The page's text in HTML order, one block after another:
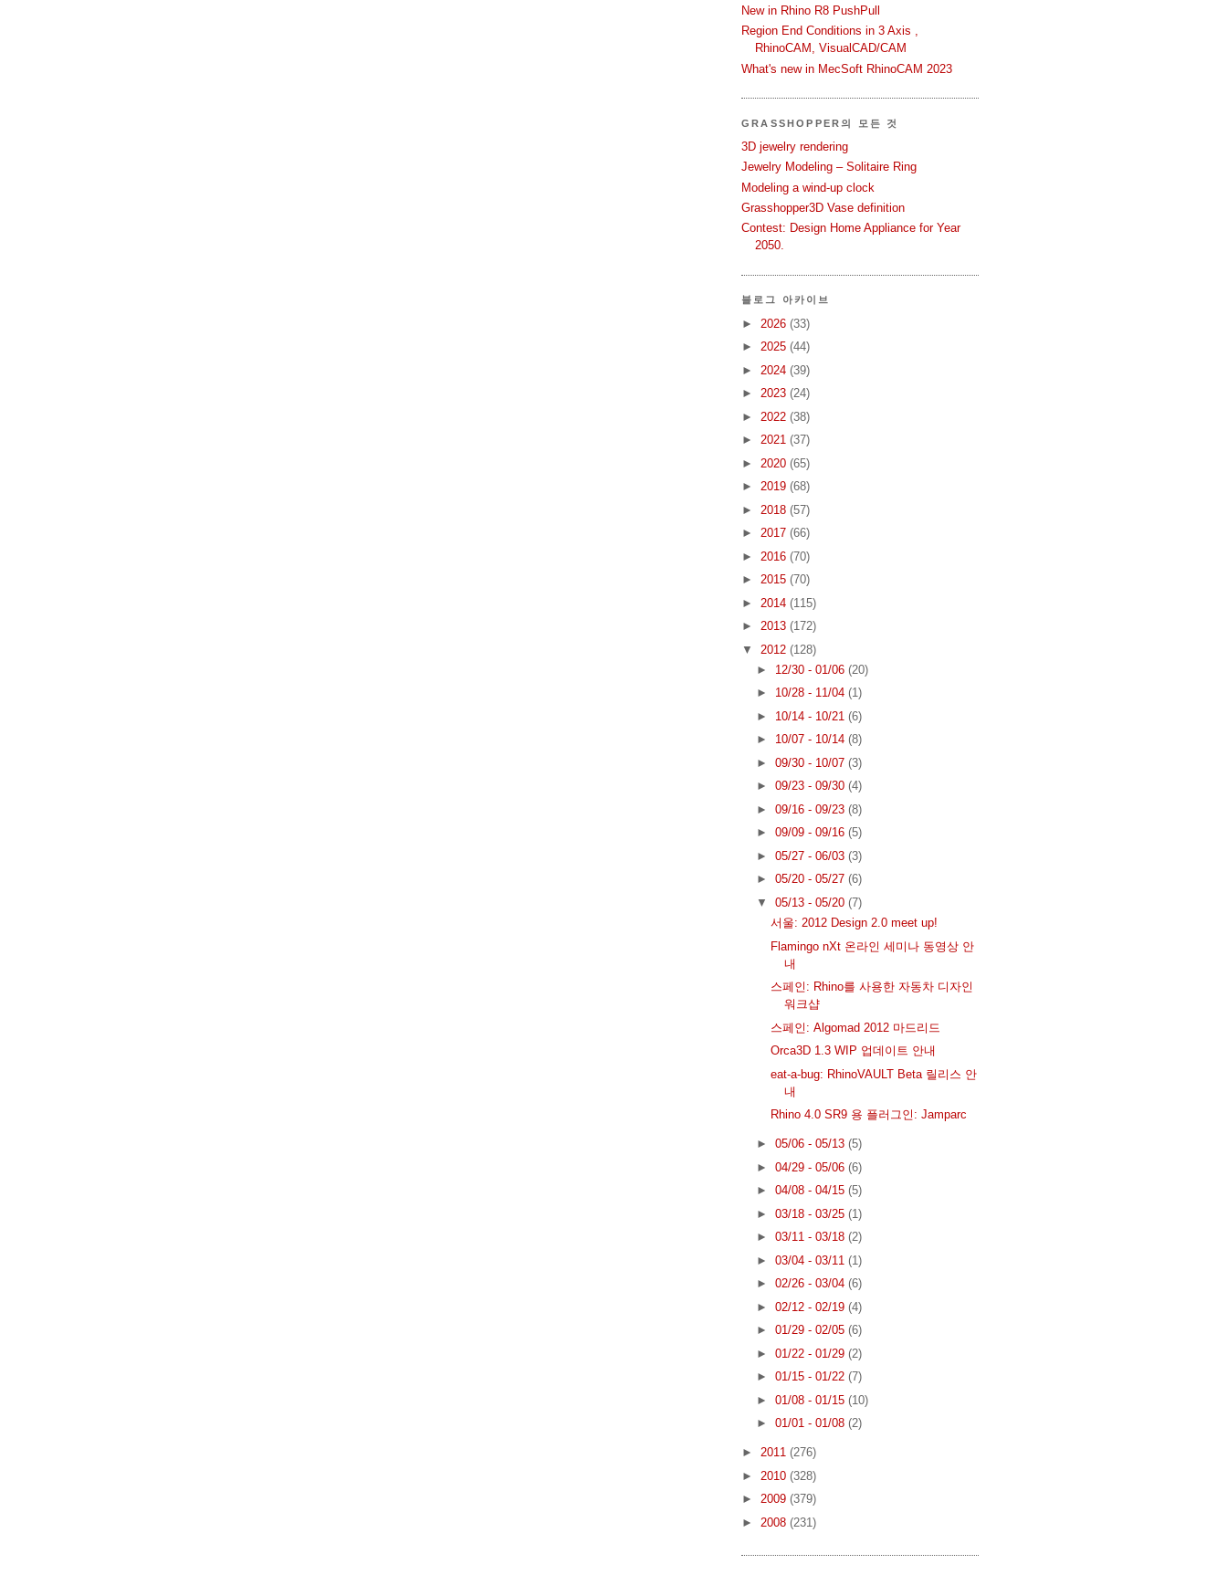
New in Rhino R8 PushPull
Region End Conditions in 3 Axis ,
RhinoCAM, VisualCAD/CAM
What's new in MecSoft RhinoCAM 2023
GRASSHOPPER의 모든 것
3D jewelry rendering
Jewelry Modeling – Solitaire Ring
Modeling a wind-up clock
Grasshopper3D Vase definition
Contest: Design Home Appliance for Year
2050.
블로그 아카이브
► 2026 (33)
► 2025 (44)
► 2024 (39)
► 2023 (24)
► 2022 (38)
► 2021 (37)
► 2020 (65)
► 2019 (68)
► 2018 (57)
► 2017 (66)
► 2016 (70)
► 2015 (70)
► 2014 (115)
► 2013 (172)
▼ 2012 (128)
► 12/30 - 01/06 (20)
► 10/28 - 11/04 (1)
► 10/14 - 10/21 (6)
► 10/07 - 10/14 (8)
► 09/30 - 10/07 (3)
► 09/23 - 09/30 (4)
► 09/16 - 09/23 (8)
► 09/09 - 09/16 (5)
► 05/27 - 06/03 (3)
► 05/20 - 05/27 (6)
▼ 05/13 - 05/20 (7)
서울: 2012 Design 2.0 meet up!
Flamingo nXt 온라인 세미나 동영상 안
내
스페인: Rhino를 사용한 자동차 디자인
워크샵
스페인: Algomad 2012 마드리드
Orca3D 1.3 WIP 업데이트 안내
eat-a-bug: RhinoVAULT Beta 릴리스 안
내
Rhino 4.0 SR9 용 플러그인: Jamparc
► 05/06 - 05/13 (5)
► 04/29 - 05/06 (6)
► 04/08 - 04/15 (5)
► 03/18 - 03/25 (1)
► 03/11 - 03/18 (2)
► 03/04 - 03/11 (1)
► 02/26 - 03/04 (6)
► 02/12 - 02/19 (4)
► 01/29 - 02/05 (6)
► 01/22 - 01/29 (2)
► 01/15 - 01/22 (7)
► 01/08 - 01/15 (10)
► 01/01 - 01/08 (2)
► 2011 (276)
► 2010 (328)
► 2009 (379)
► 2008 (231)